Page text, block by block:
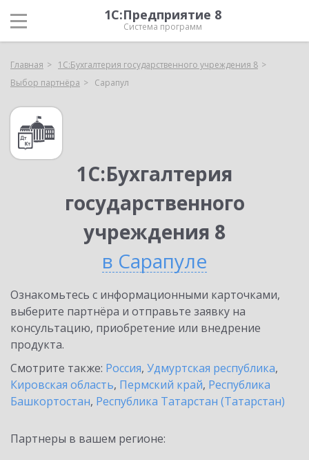
1С:Предприятие 8
Система программ
Главная
1С:Бухгалтерия государственного учреждения 8
Выбор партнёра
Сарапул
1С:Бухгалтерия
государственного
учреждения 8
в Сарапуле
Ознакомьтесь с информационными карточками,
выберите партнёра и отправьте заявку на
консультацию, приобретение или внедрение
продукта.
Смотрите также: Россия, Удмуртская республика,
Кировская область, Пермский край, Республика
Башкортостан, Республика Татарстан (Татарстан)
Партнеры в вашем регионе: